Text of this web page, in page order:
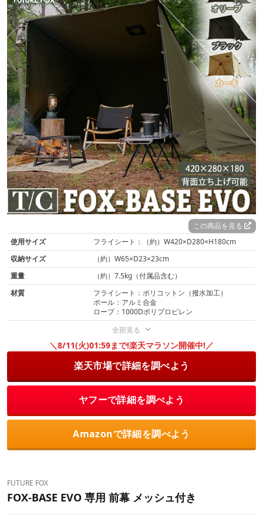
この商品を見る
使用サイズ
フライシート：（約）W420×D280×H180cm
収納サイズ
（約）W65×D23×23cm
重量
（約）7.5kg（付属品含む）
材質
フライシート：ポリコットン（撥水加工）
ポール：アルミ合金
ロープ：1000Dポリプロピレン
全部見る
＼8/11(火)01:59まで!楽天マラソン開催中!／
楽天市場で詳細を調べよう
ヤフーで詳細を調べよう
Amazonで詳細を調べよう
FUTURE FOX
FOX-BASE EVO 専用 前幕 メッシュ付き